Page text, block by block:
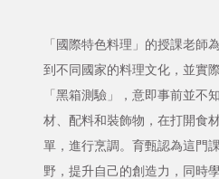
「國際特色料理」的授課老師
到不同國家的料理文化，並實
「黑箱測驗」，意即事前並不
材、配料和裝飾物，在打開食
單，進行烹調。育甄認為這門
野，提升自己的創造力，同時